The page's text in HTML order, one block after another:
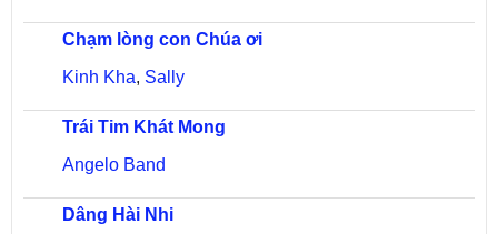
Chạm lòng con Chúa ơi
Kinh Kha, Sally
Trái Tim Khát Mong
Angelo Band
Dâng Hài Nhi